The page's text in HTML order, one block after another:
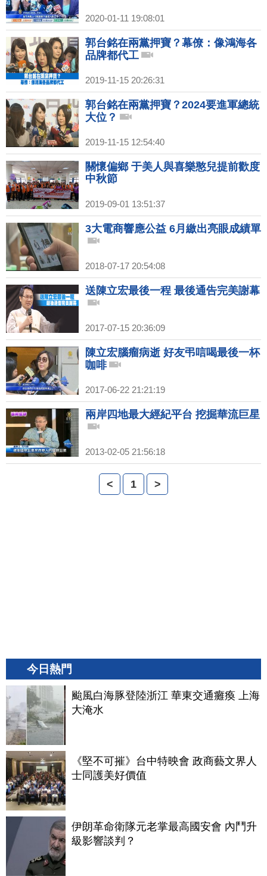
2020-01-11 19:08:01
郭台銘在兩黨押寶？幕僚：像鴻海各
品牌都代工
2019-11-15 20:26:31
郭台銘在兩黨押寶？2024要進軍總統
大位？
2019-11-15 12:54:40
關懷偏鄉 于美人與喜樂憨兒提前歡度
中秋節
2019-09-01 13:51:37
3大電商響應公益 6月繳出亮眼成績單
2018-07-17 20:54:08
送陳立宏最後一程 最後通告完美謝幕
2017-07-15 20:36:09
陳立宏腦瘤病逝 好友弔唁喝最後一杯
咖啡
2017-06-22 21:21:19
兩岸四地最大經紀平台 挖掘華流巨星
2013-02-05 21:56:18
< 1 >
今日熱門
颱風白海豚登陸浙江 華東交通癱瘓 上海
大淹水
《堅不可摧》台中特映會 政商藝文界人
士同護美好價值
伊朗革命衛隊元老掌最高國安會 內鬥升
級影響談判？